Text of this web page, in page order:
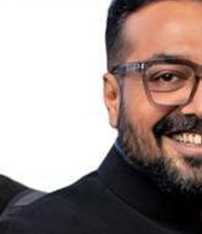
निर्देशकों में से
को पहला बड़ा